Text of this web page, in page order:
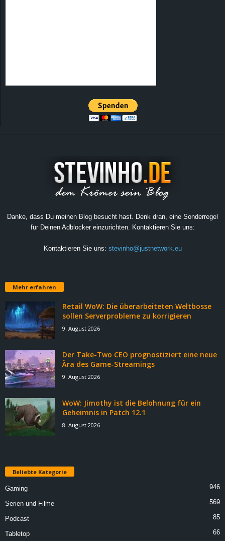
Danke, dass Du meinen Blog besucht hast. Denk dran, eine Sonderregel
für Deinen Adblocker einzurichten. Kontaktieren Sie uns:
Kontaktieren Sie uns: stevinho@justnetwork.eu
Mehr erfahren
Retail WoW: Die überarbeiteten Weltbosse
sollen Serverprobleme zu korrigieren
9. August 2026
Der Take-Two CEO prognostiziert eine neue
Ära des Game-Streamings
9. August 2026
WoW: Jimothy ist die Belohnung für ein
Geheimnis in Patch 12.1
8. August 2026
Beliebte Kategorie
Gaming 946
Serien und Filme 569
Podcast 85
Tabletop 66